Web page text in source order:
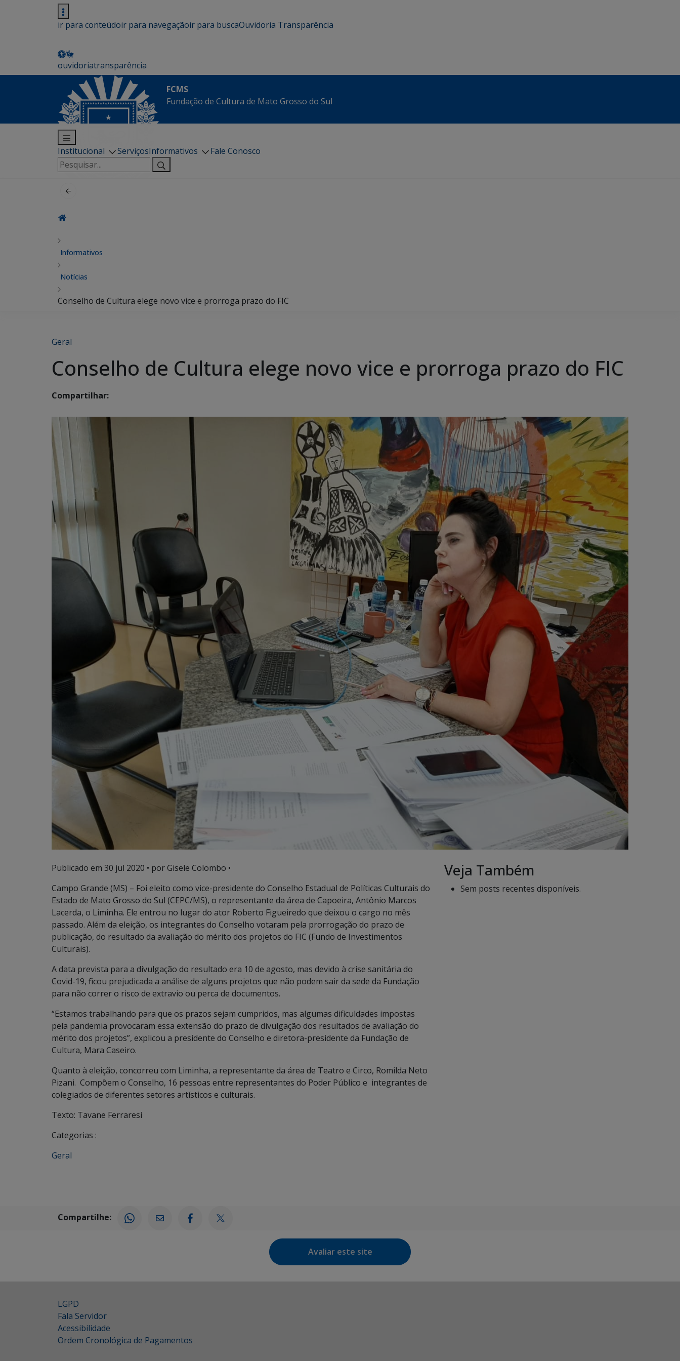
ir para conteúdoir para navegaçãoir para buscaOuvidoria Transparência
ouvidoriatransparência
FCMS
Fundação de Cultura de Mato Grosso do Sul
Institucional ServiçosInformativos
Fale Conosco
Pesquisar
por:
Informativos
Notícias
Conselho de Cultura elege novo vice e prorroga prazo do FIC
Geral
Conselho de Cultura elege novo vice e prorroga prazo do FIC
Compartilhar:
Publicado em 30 jul 2020 • por Gisele Colombo •
Campo Grande (MS) – Foi eleito como vice-presidente do Conselho Estadual de Políticas Culturais do
Estado de Mato Grosso do Sul (CEPC/MS), o representante da área de Capoeira, Antônio Marcos
Lacerda, o Liminha. Ele entrou no lugar do ator Roberto Figueiredo que deixou o cargo no mês
passado. Além da eleição, os integrantes do Conselho votaram pela prorrogação do prazo de
publicação, do resultado da avaliação do mérito dos projetos do FIC (Fundo de Investimentos
Culturais).
A data prevista para a divulgação do resultado era 10 de agosto, mas devido à crise sanitária do
Covid-19, ficou prejudicada a análise de alguns projetos que não podem sair da sede da Fundação
para não correr o risco de extravio ou perca de documentos.
“Estamos trabalhando para que os prazos sejam cumpridos, mas algumas dificuldades impostas
pela pandemia provocaram essa extensão do prazo de divulgação dos resultados de avaliação do
mérito dos projetos”, explicou a presidente do Conselho e diretora-presidente da Fundação de
Cultura, Mara Caseiro.
Quanto à eleição, concorreu com Liminha, a representante da área de Teatro e Circo, Romilda Neto
Pizani. Compõem o Conselho, 16 pessoas entre representantes do Poder Público e integrantes de
colegiados de diferentes setores artísticos e culturais.
Texto: Tavane Ferraresi
Categorias :
Geral
Veja Também
Sem posts recentes disponíveis.
Compartilhe:
Avaliar este site
LGPD
Fala Servidor
Acessibilidade
Ordem Cronológica de Pagamentos